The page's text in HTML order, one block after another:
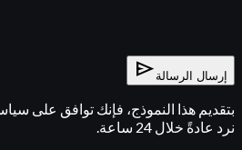
إرسال الرسالة send
بتقديم هذا النموذج، فإنك توافق على
نرد عادةً خلال 24 ساعة.